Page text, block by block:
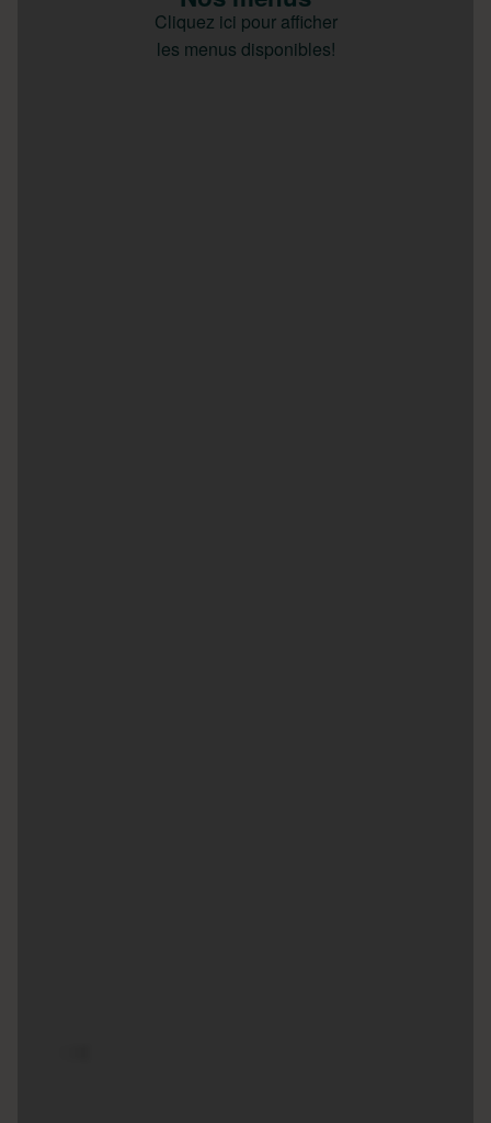
Cliquez ici pour afficher
les menus disponibles!